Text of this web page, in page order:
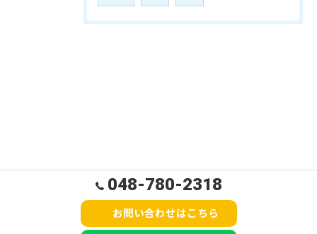
048-780-2318
お問い合わせはこちら